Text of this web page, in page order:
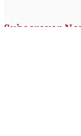
Subscrever